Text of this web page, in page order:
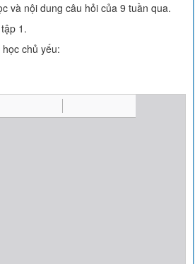
và nội dung câu hỏi của 9 tuần qua.
1.
chủ yếu: